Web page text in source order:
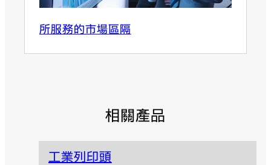
所服務的市場區隔
相關產品
工業列印頭